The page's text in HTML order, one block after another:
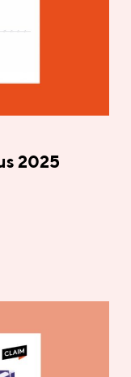
2025